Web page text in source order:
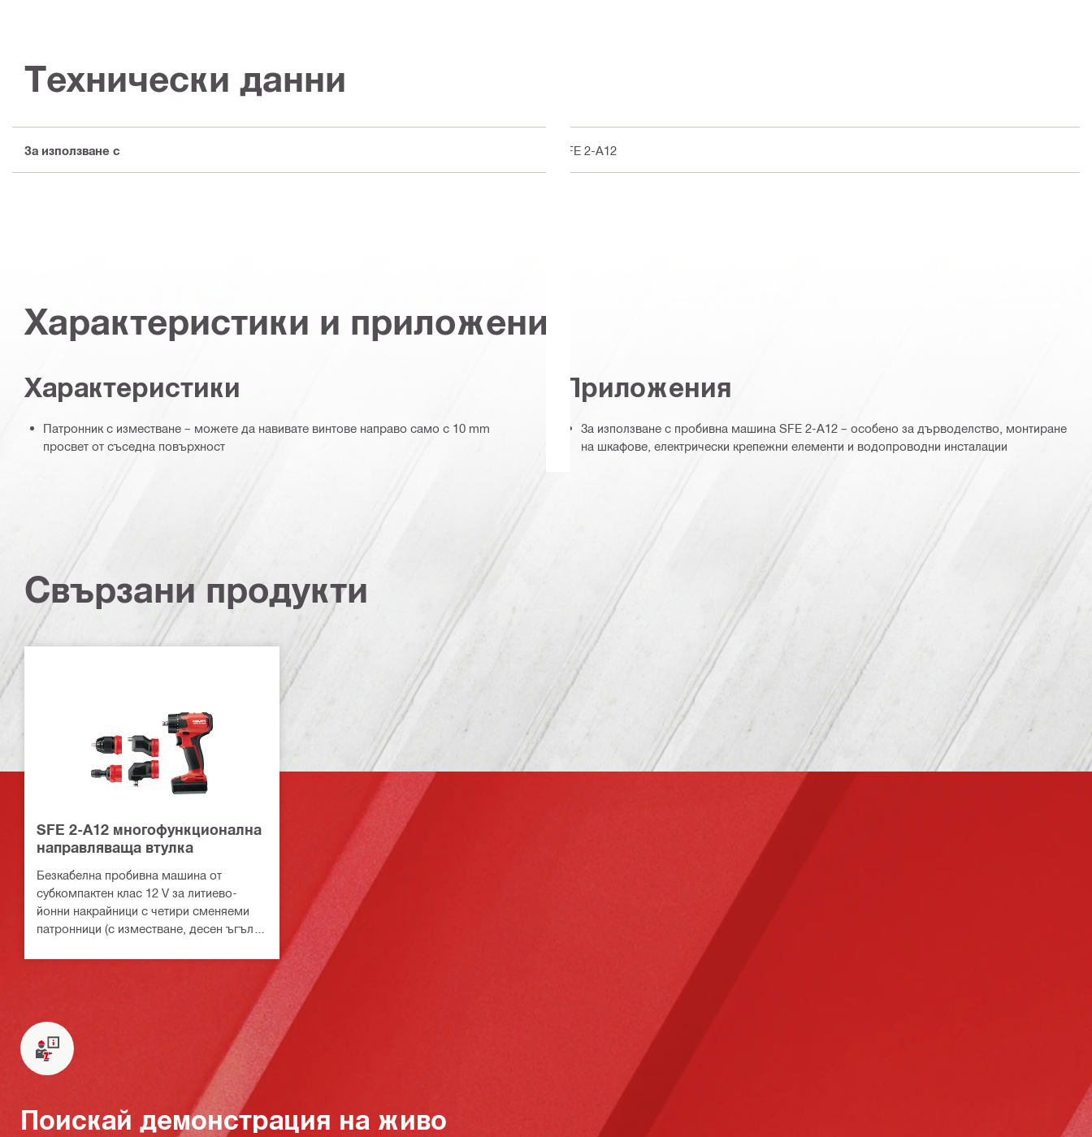
Технически данни
За използване с SFE 2-A12
Характеристики и приложения
Характеристики
Патронник с изместване – можете да навивате винтове направо само с 10 mm
просвет от съседна повърхност
Приложения
За използване с пробивна машина SFE 2-A12 – особено за дърводелство, монтиране
на шкафове, електрически крепежни елементи и водопроводни инсталации
Свързани продукти
SFE 2-A12 многофункционална
направляваща втулка
Безкабелна пробивна машина от
субкомпактен клас 12 V за литиево-
йонни накрайници с четири сменяеми
патронници (с изместване, десен ъгъл,
държач) за работа в тесни
Поискай демонстрация на живо